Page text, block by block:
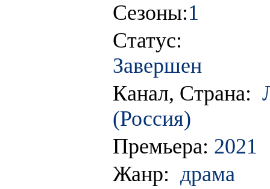
Сезоны:1
Статус:
Завершен
Канал, Страна:
(Россия)
Премьера: 2021
Жанр: драма